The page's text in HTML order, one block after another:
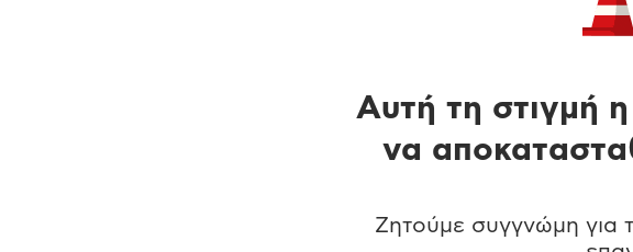
Αυτή τη στιγμή
να
Ζητούμε συγγνώμη για